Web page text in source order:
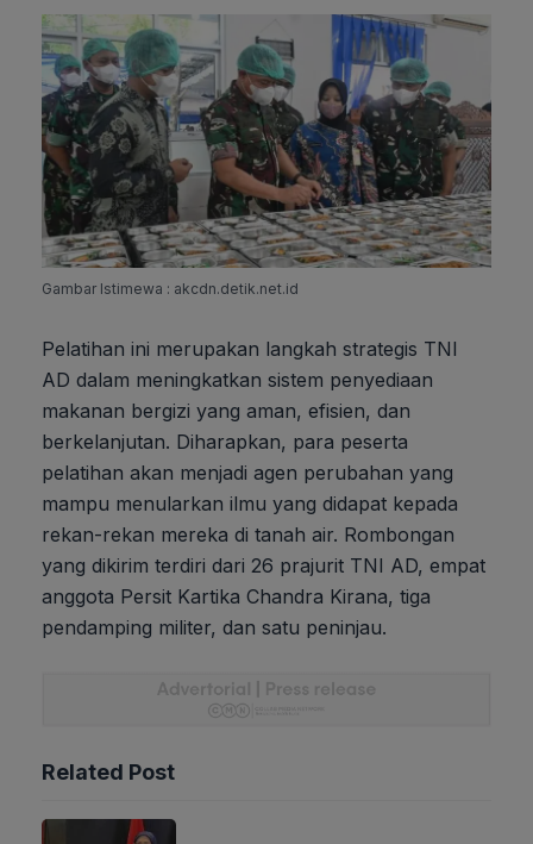
Gambar Istimewa : akcdn.detik.net.id
Pelatihan ini merupakan langkah strategis TNI
AD dalam meningkatkan sistem penyediaan
makanan bergizi yang aman, efisien, dan
berkelanjutan. Diharapkan, para peserta
pelatihan akan menjadi agen perubahan yang
mampu menularkan ilmu yang didapat kepada
rekan-rekan mereka di tanah air. Rombongan
yang dikirim terdiri dari 26 prajurit TNI AD, empat
anggota Persit Kartika Chandra Kirana, tiga
pendamping militer, dan satu peninjau.
Related Post